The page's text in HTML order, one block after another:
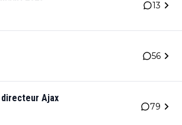
13
56
Ajax
79